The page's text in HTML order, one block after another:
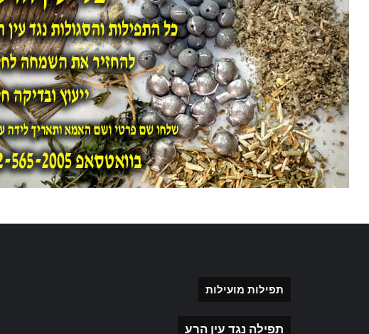
תפילות מועילות
תפילה נגד עין הרע